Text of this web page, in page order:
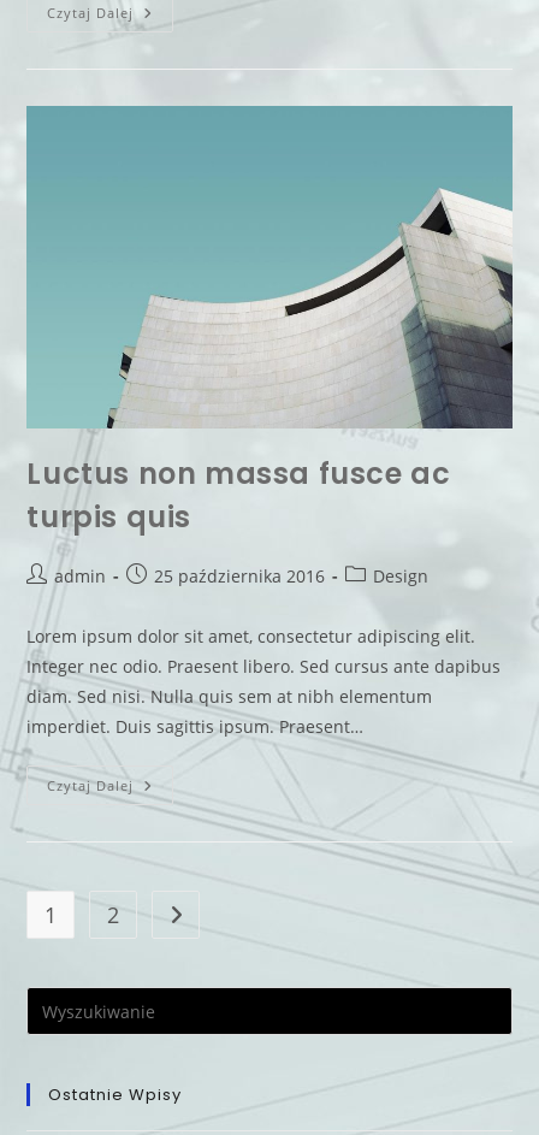
Czytaj Dalej
Luctus non massa fusce ac
turpis quis
admin 25 października 2016 Design
Lorem ipsum dolor sit amet, consectetur adipiscing elit.
Integer nec odio. Praesent libero. Sed cursus ante dapibus
diam. Sed nisi. Nulla quis sem at nibh elementum
imperdiet. Duis sagittis ipsum. Praesent…
Czytaj Dalej
1 2
Ostatnie Wpisy